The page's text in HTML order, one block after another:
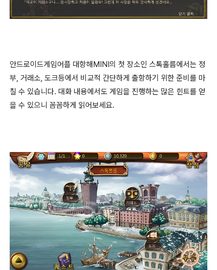
안드로이드게임어플 대항해MINI의 첫 장소인 스톡홀름에서는 정
부, 거래소, 도크등에서 비교적 간단하게 출항하기 위한 준비를 마
칠 수 있습니다. 대화 내용에서도 게임을 진행하는 많은 힌트를 얻
을 수 있으니 꼼꼼하게 읽어보세요.